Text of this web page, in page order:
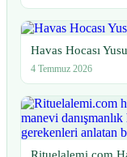
Havas Hocası
4 Temmuz 2026